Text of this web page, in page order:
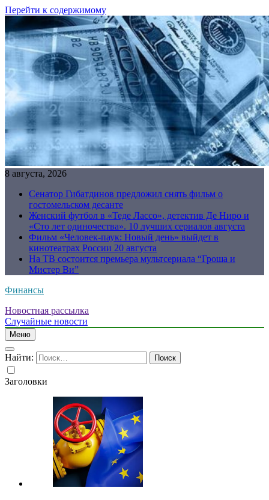
Перейти к содержимому
8 августа, 2026
Сенатор Гибатдинов предложил снять фильм о
гостомельском десанте
Женский футбол в «Теде Лассо», детектив Де Ниро и
«Сто лет одиночества». 10 лучших сериалов августа
Фильм «Человек-паук: Новый день» выйдет в
кинотеатрах России 20 августа
На ТВ состоится премьера мультсериала “Гроша и
Мистер Ви”
Финансы
Новостная рассылка
Случайные новости
Меню
Найти:
Заголовки